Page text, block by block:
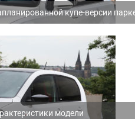
купе-версии
модели